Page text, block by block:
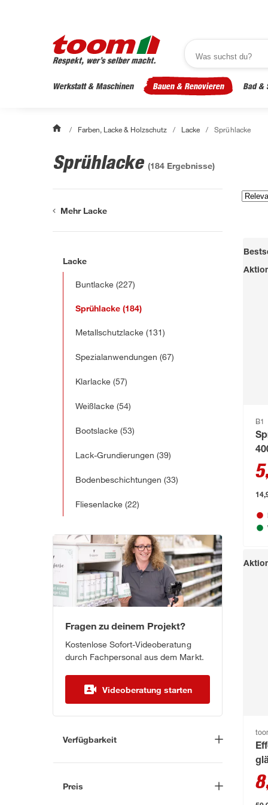
Werkstatt & Maschinen Bauen & Renovieren Bad &
/ Farben, Lacke & Holzschutz / Lacke / Sprühlacke
Sprühlacke (184 Ergebnisse)
Mehr Lacke
Lacke
Buntlacke (227)
Sprühlacke (184)
Metallschutzlacke (131)
Spezialanwendungen (67)
Klarlacke (57)
Weißlacke (54)
Bootslacke (53)
Lack-Grundierungen (39)
Bodenbeschichtungen (33)
Fliesenlacke (22)
Fragen zu deinem Projekt?
Kostenlose Sofort-Videoberatung
durch Fachpersonal aus dem Markt.
Videoberatung starten
Verfügbarkeit
Lieferung nach Hause (0)
Preis
B1
5
8